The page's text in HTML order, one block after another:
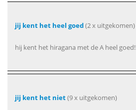
jij kent het heel goed(2 x uitgekomen)
hij kent het hiragana met de A heel goed!
jij kent het niet(9 x uitgekomen)